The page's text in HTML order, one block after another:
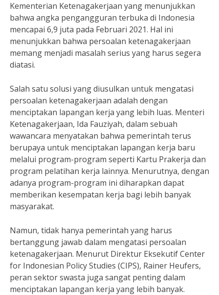
Kementerian Ketenagakerjaan yang menunjukkan
bahwa angka pengangguran terbuka di Indonesia
mencapai 6,9 juta pada Februari 2021. Hal ini
menunjukkan bahwa persoalan ketenagakerjaan
memang menjadi masalah serius yang harus segera
diatasi.
Salah satu solusi yang diusulkan untuk mengatasi
persoalan ketenagakerjaan adalah dengan
menciptakan lapangan kerja yang lebih luas. Menteri
Ketenagakerjaan, Ida Fauziyah, dalam sebuah
wawancara menyatakan bahwa pemerintah terus
berupaya untuk menciptakan lapangan kerja baru
melalui program-program seperti Kartu Prakerja dan
program pelatihan kerja lainnya. Menurutnya, dengan
adanya program-program ini diharapkan dapat
memberikan kesempatan kerja bagi lebih banyak
masyarakat.
Namun, tidak hanya pemerintah yang harus
bertanggung jawab dalam mengatasi persoalan
ketenagakerjaan. Menurut Direktur Eksekutif Center
for Indonesian Policy Studies (CIPS), Rainer Heufers,
peran sektor swasta juga sangat penting dalam
menciptakan lapangan kerja yang lebih banyak.